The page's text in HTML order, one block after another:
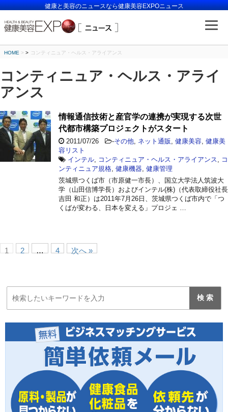
健康と美容のニュースなら健康美容EXPOニュース
HOME > コンティニュア・ヘルス・アライアンス
コンティニュア・ヘルス・アライ
アンス
情報通信技術と産官学の連携が実現する次世
代都市構築プロジェクトがスタート
2011/07/26 -その他 ネット通販 健康美容 健康美
容リスト
インテル
コンティニュア・ヘルス・アライアンス
コ
ンティニュア規格 健康機器 健康管理
茨城県つくば市（市原健一市長）、国立大学法人筑波大
学（山田信博学長）およびインテル(株)（代表取締役社長
吉田 和正）は2011年7月26日、茨城県つくば市内で「つ
くばが変わる、日本を変える」プロジェ …
1 2 … 4 次へ »